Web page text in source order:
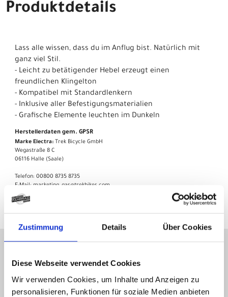
Zustimmung Details Über Cookies
Diese Webseite verwendet Cookies
Wir verwenden Cookies, um Inhalte und Anzeigen zu
personalisieren, Funktionen für soziale Medien anbieten
Produktdetails
Lass alle wissen, dass du im Anflug bist. Natürlich mit
ganz viel Stil.
- Leicht zu betätigender Hebel erzeugt einen
freundlichen Klingelton
- Kompatibel mit Standardlenkern
- Inklusive aller Befestigungsmaterialien
- Grafische Elemente leuchten im Dunkeln
Herstellerdaten gem. GPSR
Marke Electra: Trek Bicycle GmbH
Wegastraße 8 C
06116 Halle (Saale)
Telefon: 00800 8735 8735
E-Mail: marketing_gas@trekbikes.com
Gelderner Fahrradprofi
Hartstraße 15-17